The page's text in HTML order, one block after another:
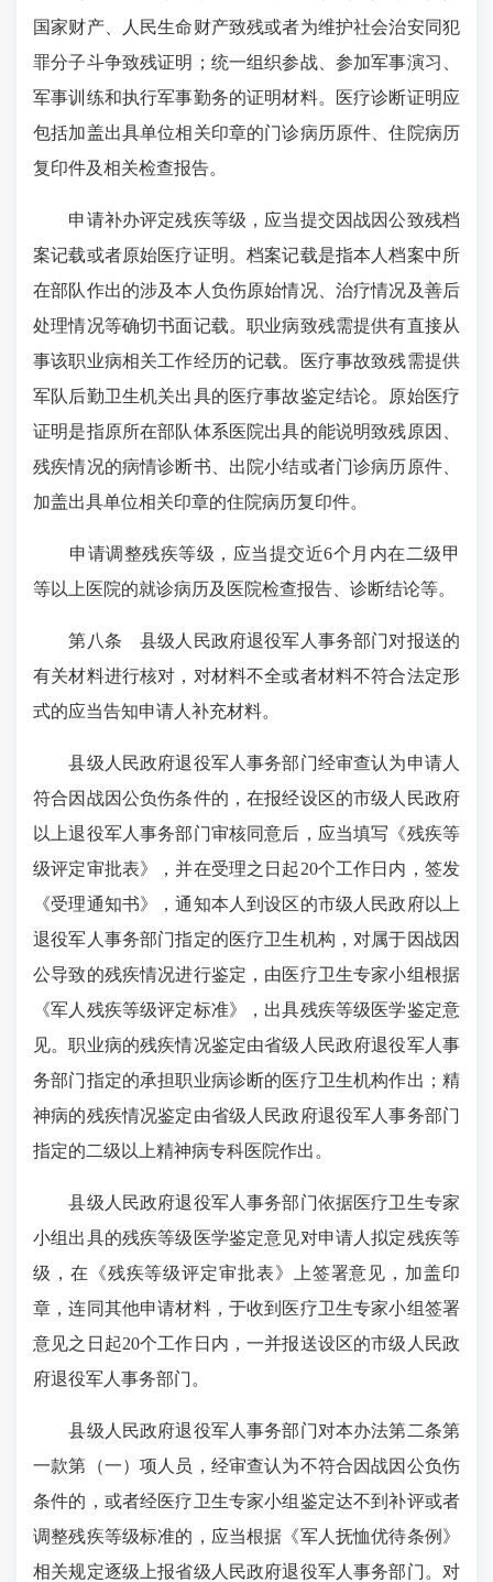
国家财产、人民生命财产致残或者为维护社会治安同犯
罪分子斗争致残证明；统一组织参战、参加军事演习、
军事训练和执行军事勤务的证明材料。医疗诊断证明应
包括加盖出具单位相关印章的门诊病历原件、住院病历
复印件及相关检查报告。
申请补办评定残疾等级，应当提交因战因公致残档
案记载或者原始医疗证明。档案记载是指本人档案中所
在部队作出的涉及本人负伤原始情况、治疗情况及善后
处理情况等确切书面记载。职业病致残需提供有直接从
事该职业病相关工作经历的记载。医疗事故致残需提供
军队后勤卫生机关出具的医疗事故鉴定结论。原始医疗
证明是指原所在部队体系医院出具的能说明致残原因、
残疾情况的病情诊断书、出院小结或者门诊病历原件、
加盖出具单位相关印章的住院病历复印件。
申请调整残疾等级，应当提交近6个月内在二级甲
等以上医院的就诊病历及医院检查报告、诊断结论等。
第八条 县级人民政府退役军人事务部门对报送的
有关材料进行核对，对材料不全或者材料不符合法定形
式的应当告知申请人补充材料。
县级人民政府退役军人事务部门经审查认为申请人
符合因战因公负伤条件的，在报经设区的市级人民政府
以上退役军人事务部门审核同意后，应当填写《残疾等
级评定审批表》，并在受理之日起20个工作日内，签发
《受理通知书》，通知本人到设区的市级人民政府以上
退役军人事务部门指定的医疗卫生机构，对属于因战因
公导致的残疾情况进行鉴定，由医疗卫生专家小组根据
《军人残疾等级评定标准》，出具残疾等级医学鉴定意
见。职业病的残疾情况鉴定由省级人民政府退役军人事
务部门指定的承担职业病诊断的医疗卫生机构作出；精
神病的残疾情况鉴定由省级人民政府退役军人事务部门
指定的二级以上精神病专科医院作出。
县级人民政府退役军人事务部门依据医疗卫生专家
小组出具的残疾等级医学鉴定意见对申请人拟定残疾等
级，在《残疾等级评定审批表》上签署意见，加盖印
章，连同其他申请材料，于收到医疗卫生专家小组签署
意见之日起20个工作日内，一并报送设区的市级人民政
府退役军人事务部门。
县级人民政府退役军人事务部门对本办法第二条第
一款第（一）项人员，经审查认为不符合因战因公负伤
条件的，或者经医疗卫生专家小组鉴定达不到补评或者
调整残疾等级标准的，应当根据《军人抚恤优待条例》
相关规定逐级上报省级人民政府退役军人事务部门。对